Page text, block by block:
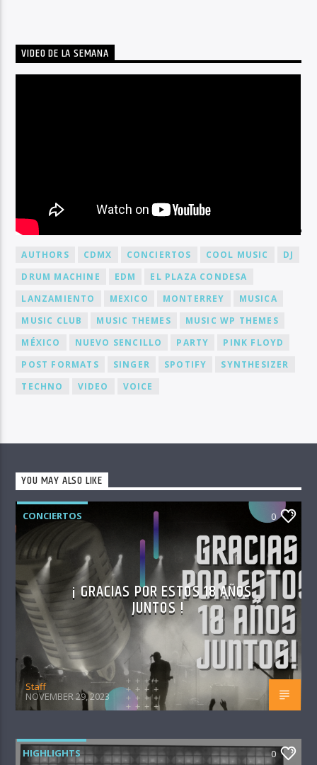
VIDEO DE LA SEMANA
BY TAG
AUTHORS CDMX CONCIERTOS COOL MUSIC
DJ
DRUM MACHINE
EDM
EL PLAZA CONDESA
LANZAMIENTO
MEXICO MONTERREY
MUSICA
MUSIC CLUB
MUSIC THEMES
MUSIC WP THEMES
MÉXICO
NUEVO SENCILLO PARTY
PINK FLOYD
POST FORMATS
SINGER SPOTIFY
SYNTHESIZER
TECHNO
VIDEO VOICE
YOU MAY ALSO LIKE
CONCIERTOS 0
¡ GRACIAS POR ESTOS 18 AÑOS
JUNTOS !
Staff
NOVEMBER 29, 2023
HIGHLIGHTS 0